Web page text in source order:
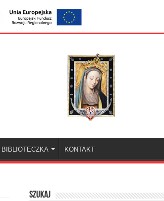
BIBLIOTECZKA KONTAKT
Szukaj